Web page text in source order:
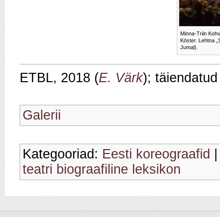
Minna-Triin
Köster. Lehtna
Jumal).
ETBL, 2018 (E. Värk);
Galerii
Kategooriad: Eesti koreograafid
teatri biograafiline leksikon